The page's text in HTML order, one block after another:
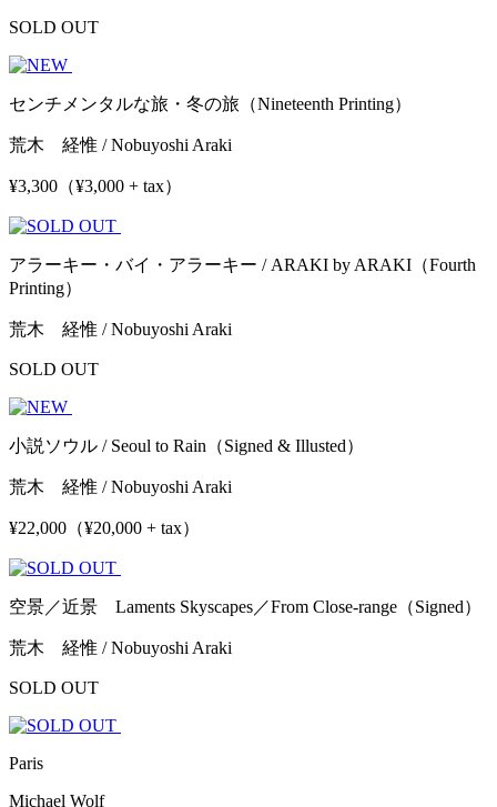
SOLD OUT
センチメンタルな旅・冬の旅（Nineteenth Printing）
荒木 経惟 / Nobuyoshi Araki
¥3,300（¥3,000 + tax）
アラーキー・バイ・アラーキー / ARAKI by ARAKI（Fourth
Printing）
荒木 経惟 / Nobuyoshi Araki
SOLD OUT
小説ソウル / Seoul to Rain（Signed & Illusted）
荒木 経惟 / Nobuyoshi Araki
¥22,000（¥20,000 + tax）
空景／近景 Laments Skyscapes／From Close-range（Signed）
荒木 経惟 / Nobuyoshi Araki
SOLD OUT
Paris
Michael Wolf